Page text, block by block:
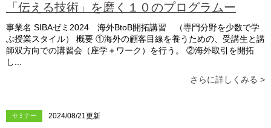
「伝える技術」を磨く１０のプログラムー
事業名 SIBAゼミ2024 海外BtoB開拓講習 （専門分野を少数で学
ぶ授業スタイル） 概要 ①海外の顧客目線を養うための、受講生と講
師双方向での講習会（座学＋ワーク）を行う。 ②海外取引を開拓
し...
さらに詳しくみる >
セミナー 2024/08/21更新